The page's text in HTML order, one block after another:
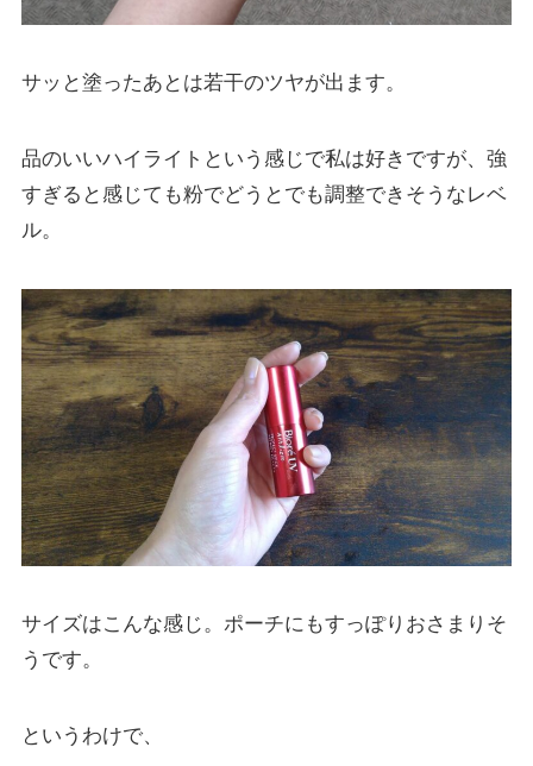
サッと塗ったあとは若干のツヤが出ます。
品のいいハイライトという感じで私は好きですが、強
すぎると感じても粉でどうとでも調整できそうなレベ
ル。
サイズはこんな感じ。ポーチにもすっぽりおさまりそ
うです。
というわけで、